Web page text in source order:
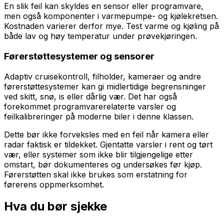
En slik feil kan skyldes en sensor eller programvare,
men også komponenter i varmepumpe- og kjølekretsen.
Kostnaden varierer derfor mye. Test varme og kjøling på
både lav og høy temperatur under prøvekjøringen.
Førerstøttesystemer og sensorer
Adaptiv cruisekontroll, filholder, kameraer og andre
førerstøttesystemer kan gi midlertidige begrensninger
ved skitt, snø, is eller dårlig vær. Det har også
forekommet programvarerelaterte varsler og
feilkalibreringer på moderne biler i denne klassen.
Dette bør ikke forveksles med en feil når kamera eller
radar faktisk er tildekket. Gjentatte varsler i rent og tørt
vær, eller systemer som ikke blir tilgjengelige etter
omstart, bør dokumenteres og undersøkes før kjøp.
Førerstøtten skal ikke brukes som erstatning for
førerens oppmerksomhet.
Hva du bør sjekke